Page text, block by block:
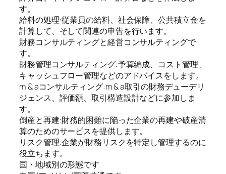
す。
給料の処理:従業員の給料、社会保障、公共積立金を
計算して、そして関連の申告を行います。
財務コンサルティングと経営コンサルティングで
す。
財務管理コンサルティング:予算編成、コスト管理、
キャッシュフロー管理などのアドバイスをします。
m & aコンサルティング:m & a取引の財務デューデリ
ジェンス、評価額、取引構造設計などに参加しま
す。
倒産と再建:財務的困難に陥った企業の再建や破産清
算のためのサービスを提供します。
リスク管理:企業が財務リスクを特定し管理するのに
役立ちます。
国・地域別の形態です